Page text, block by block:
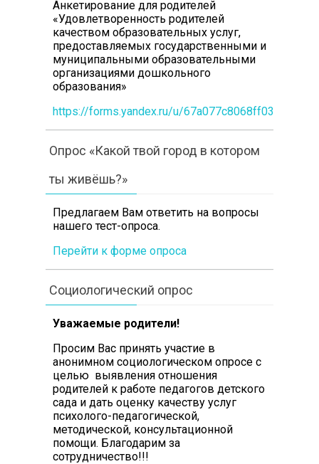
Анкетирование для родителей
«Удовлетворенность родителей
качеством образовательных услуг,
предоставляемых государственными и
муниципальными образовательными
организациями дошкольного
образования»
https://forms.yandex.ru/u/
Опрос «Какой твой город в котором
ты живёшь?»
Предлагаем Вам ответить на вопросы
нашего тест-опроса.
Перейти к форме опроса
Социологический опрос
Уважаемые родители!
Просим Вас принять участие в
анонимном социологическом опросе с
целью выявления отношения
родителей к работе педагогов детского
сада и дать оценку качеству услуг
психолого-педагогической,
методической, консультационной
помощи. Благодарим за
сотрудничество!!!